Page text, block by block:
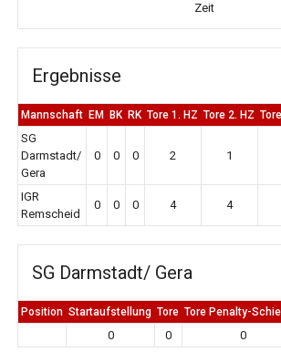
Zeit
Ergebnisse
Mannschaft EM BK RK Tore 1. HZ Tore 2. HZ
SG
Darmstadt/
Gera
0 0 0 2 1
IGR
Remscheid
0 0 0 4 4
SG Darmstadt/ Gera
Position Startaufstellung Tore Tore Penalty-
0 0 0